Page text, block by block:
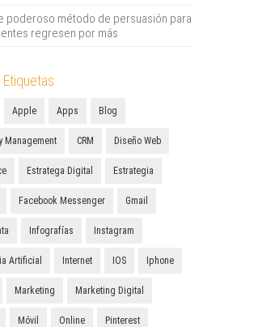
poderoso método de persuasión para
regresen por más
Apple Apps Blog
Management CRM Diseño Web
Estratega Digital Estrategia
Facebook Messenger Gmail
Infografías Instagram
Artificial Internet IOS Iphone
Marketing Marketing Digital
Móvil Online Pinterest